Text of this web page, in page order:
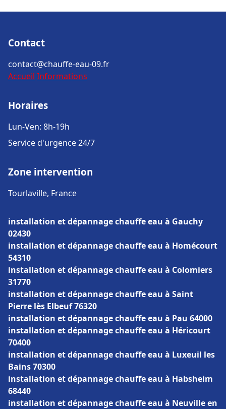
Contact
contact@chauffe-eau-09.fr
Accueil Informations
Horaires
Lun-Ven: 8h-19h
Service d'urgence 24/7
Zone intervention
Tourlaville, France
installation et dépannage chauffe eau à Gauchy
02430
installation et dépannage chauffe eau à Homécourt
54310
installation et dépannage chauffe eau à Colomiers
31770
installation et dépannage chauffe eau à Saint
Pierre lès Elbeuf 76320
installation et dépannage chauffe eau à Pau 64000
installation et dépannage chauffe eau à Héricourt
70400
installation et dépannage chauffe eau à Luxeuil les
Bains 70300
installation et dépannage chauffe eau à Habsheim
68440
installation et dépannage chauffe eau à Neuville en